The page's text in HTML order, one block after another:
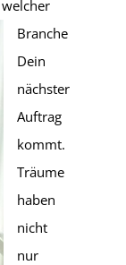
Branche
Dein
nächster
Auftrag
kommt.
Träume
haben
nicht
nur